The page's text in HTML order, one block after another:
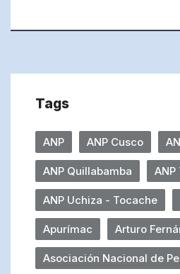
Tags
ANP ANP Cusco
ANP Quillabamba ANP
ANP Uchiza - Tocache
Apurímac Arturo
Asociación Nacional de